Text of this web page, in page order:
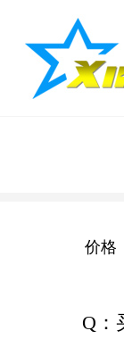
价格
Q：